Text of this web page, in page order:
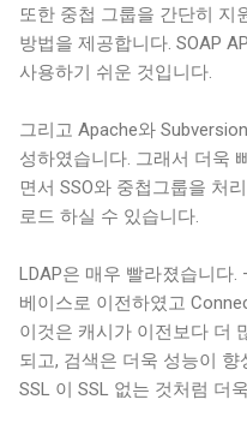
또한 중첩 그룹을 간단히 지
방법을 제공합니다. SOAP
사용하기 쉬운 것입니다.
그리고 Apache와
성하였습니다. 그래서 더욱
면서 SSO와 중첩그룹을 처
로드 하실 수 있습니다.
LDAP은 매우 빨라졌습니다
베이스로 이전하였고
이것은 캐시가 이전보다 더
되고, 검색은 더욱 성능이
SSL 이 SSL 없는 것처럼 더